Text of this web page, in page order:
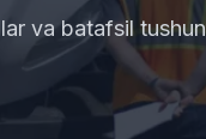
va batafsil